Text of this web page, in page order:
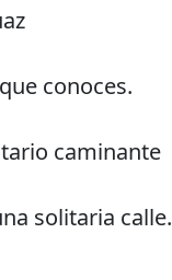
conoces.
caminante
solitaria calle.